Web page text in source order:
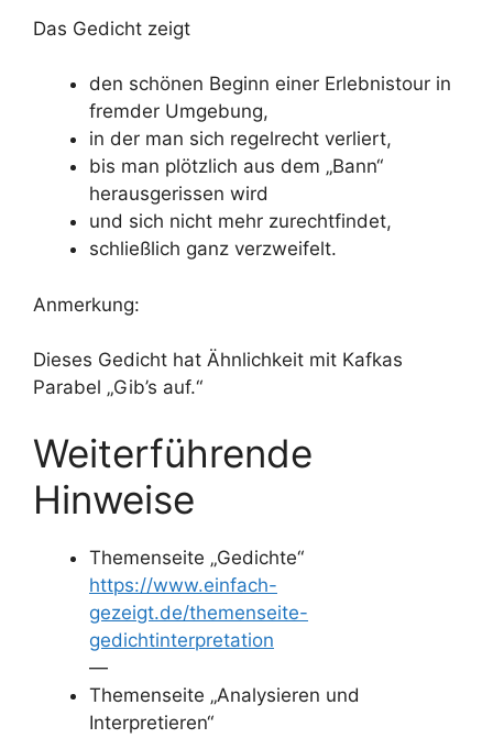
Das Gedicht zeigt
den schönen Beginn einer Erlebnistour in
fremder Umgebung,
in der man sich regelrecht verliert,
bis man plötzlich aus dem „Bann“
herausgerissen wird
und sich nicht mehr zurechtfindet,
schließlich ganz verzweifelt.
Anmerkung:
Dieses Gedicht hat Ähnlichkeit mit Kafkas
Parabel „Gib’s auf.“
Weiterführende
Hinweise
Themenseite „Gedichte“
https://www.einfach-
gezeigt.de/themenseite-
gedichtinterpretation
—
Themenseite „Analysieren und
Interpretieren“